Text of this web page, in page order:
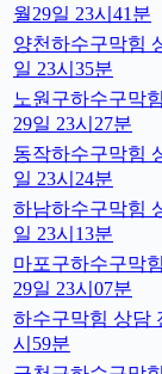
월29일 23시41분
양천하수구막힘
일 23시35분
노원구하수구막
29일 23시27분
동작하수구막힘
일 23시24분
하남하수구막힘
일 23시13분
마포구하수구막
29일 23시07분
하수구막힘 상담
시59분